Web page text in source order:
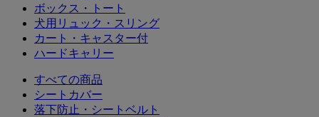
ボックス・トート
犬用リュック・スリング
カート・キャスター付
ハードキャリー
すべての商品
シートカバー
落下防止・シートベルト